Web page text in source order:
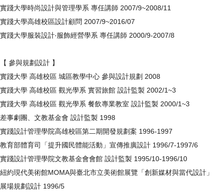
實踐大學時尚設計與管理學系 專任講師 2007/9~2008/11
實踐大學高雄校區設計顧問 2007/9~2016/07
實踐大學服裝設計‧服飾經營學系 專任講師 2000/9-2007/8
【 參與規劃設計 】
實踐大學 高雄校區 城區教學中心 參與設計規劃 2008
實踐大學 高雄校區 觀光學系 實習旅館 設計監製 2002/1~3
實踐大學 高雄校區 觀光學系 餐飲專業教室 設計監製 2000/1~3
差事劇團、文教基金會 設計監製 1998
實踐設計管理學院高雄校區第二期開發規劃案 1996-1997
教育部體育司「提升國民體能活動」宣傳推廣設計 1996/7-1997/6
實踐設計管理學院文教基金會會館 設計監製 1995/10-1996/10
紐約現代美術館MOMA與臺北市立美術館展覽「創新媒材與當代設計」
展場規劃設計 1996/5